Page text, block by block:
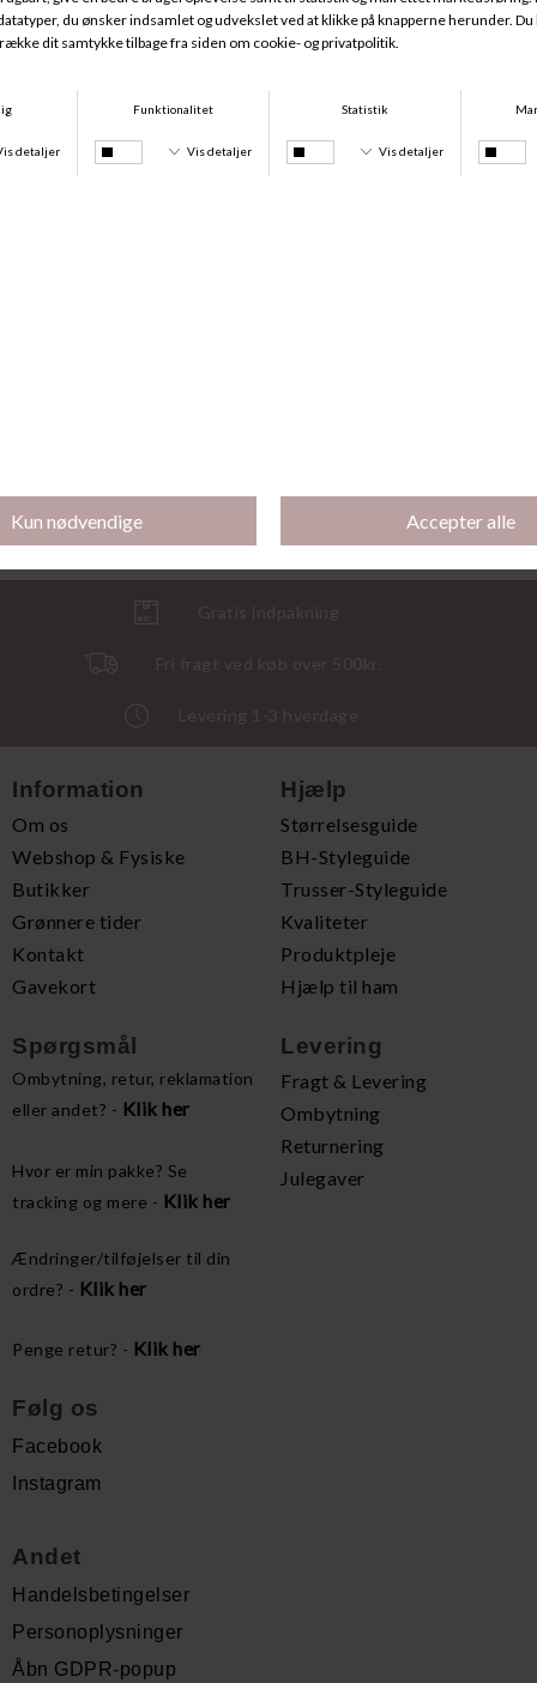
DKK 209,00
DKK 189,00
DKK 399,00
DKK 289,00
Gratis indpakning
Fri fragt ved køb over 500kr.
Levering 1-3 hverdage
Information
Om os
Webshop & Fysiske
Butikker
Grønnere tider
Kontakt
Gavekort
Hjælp
Størrelsesguide
BH-Styleguide
Trusser-Styleguide
Kvaliteter
Produktpleje
Hjælp til ham
Spørgsmål
Ombytning, retur, reklamation
eller andet? - Klik her
Hvor er min pakke? Se
tracking og mere - Klik her
Ændringer/tilføjelser til din
ordre? - Klik her
Penge retur? - Klik her
Levering
Fragt & Levering
Ombytning
Returnering
Julegaver
Følg os
Facebook
Instagram
Andet
Handelsbetingelser
Personoplysninger
Åbn GDPR-popup